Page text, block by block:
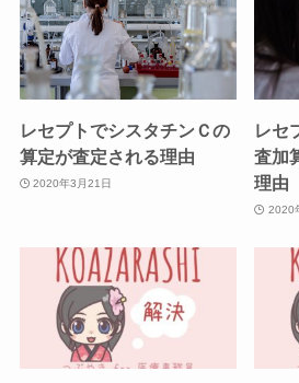
レセプトでシスタチンＣの
算定が査定される理由
2020年3月21日
レセ
査加
理由
2020